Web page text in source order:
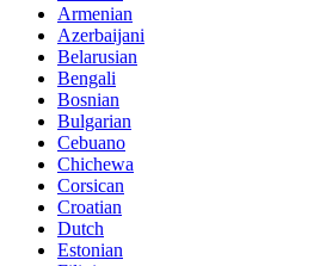
Armenian
Azerbaijani
Belarusian
Bengali
Bosnian
Bulgarian
Cebuano
Chichewa
Corsican
Croatian
Dutch
Estonian